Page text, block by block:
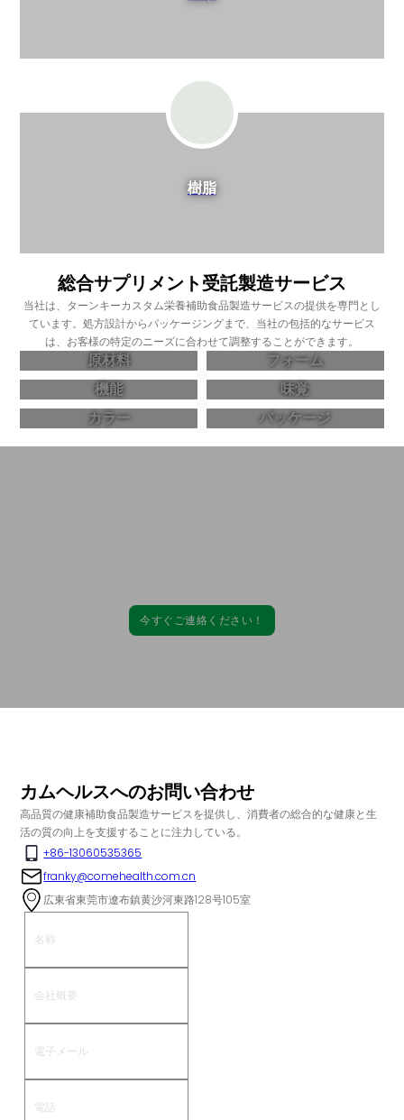
樹脂
総合サプリメント受託製造サービス
当社は、ターンキーカスタム栄養補助食品製造サービスの提供を専門とし
ています。処方設計からパッケージングまで、当社の包括的なサービス
は、お客様の特定のニーズに合わせて調整することができます。
原材料
フォーム
機能
味覚
カラー
パッケージ
今すぐご連絡ください！
カムヘルスへのお問い合わせ
高品質の健康補助食品製造サービスを提供し、消費者の総合的な健康と生
活の質の向上を支援することに注力している。
+86-13060535365
franky@comehealth.com.cn
広東省東莞市遼布鎮黄沙河東路128号105室